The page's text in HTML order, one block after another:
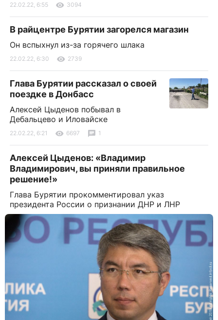
22.02.22, 6:55 3094
В райцентре Бурятии загорелся магазин
Он вспыхнул из-за горячего шлака
22.02.22, 6:30 2739
Глава Бурятии рассказал о своей
поездке в Донбасс
Алексей Цыденов побывал в
Дебальцево и Иловайске
22.02.22, 6:21 6697 1
Алексей Цыденов: «Владимир
Владимирович, вы приняли правильное
решение!»
Глава Бурятии прокомментировал указ
президента России о признании ДНР и ЛНР